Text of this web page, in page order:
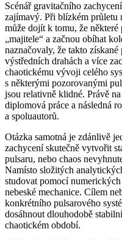
Scénář gravitačního
zajímavý. Při blízkém průletu
může dojít k tomu, že
„majitele“ a začnou obíhat
naznačovaly, že takto
výstředních drahách a více
chaotickému vývoji celého
s některými pozorovanými
jsou relativně klidné. Právě
diplomová práce a následná
a spoluautorů.
Otázka samotná je zdánlivě
zachycení skutečně vytvořit
pulsaru, nebo chaos
Namísto složitých
studovat pomocí
nebeské mechanice. Cílem
konkrétního pulsarového
dosáhnout dlouhodobě
chaotickém období.